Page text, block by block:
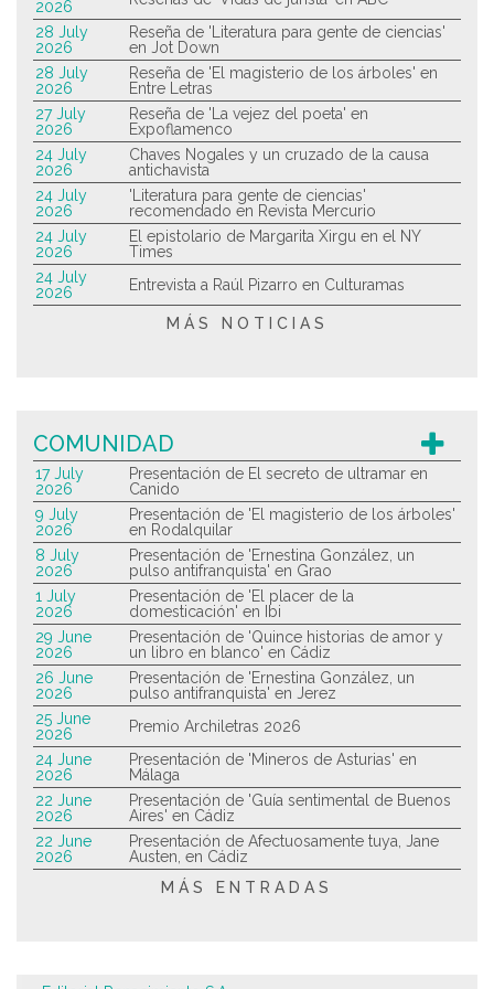
2026
28 July
2026
Reseña de 'Literatura para gente de ciencias'
en Jot Down
28 July
2026
Reseña de 'El magisterio de los árboles' en
Entre Letras
27 July
2026
Reseña de 'La vejez del poeta' en
Expoflamenco
24 July
2026
Chaves Nogales y un cruzado de la causa
antichavista
24 July
2026
'Literatura para gente de ciencias'
recomendado en Revista Mercurio
24 July
2026
El epistolario de Margarita Xirgu en el NY
Times
24 July
2026
Entrevista a Raúl Pizarro en Culturamas
MÁS NOTICIAS
COMUNIDAD
17 July
2026
Presentación de El secreto de ultramar en
Canido
9 July
2026
Presentación de 'El magisterio de los árboles'
en Rodalquilar
8 July
2026
Presentación de 'Ernestina González, un
pulso antifranquista' en Grao
1 July
2026
Presentación de 'El placer de la
domesticación' en Ibi
29 June
2026
Presentación de 'Quince historias de amor y
un libro en blanco' en Cádiz
26 June
2026
Presentación de 'Ernestina González, un
pulso antifranquista' en Jerez
25 June
2026
Premio Archiletras 2026
24 June
2026
Presentación de 'Mineros de Asturias' en
Málaga
22 June
2026
Presentación de 'Guía sentimental de Buenos
Aires' en Cádiz
22 June
2026
Presentación de Afectuosamente tuya, Jane
Austen, en Cádiz
MÁS ENTRADAS